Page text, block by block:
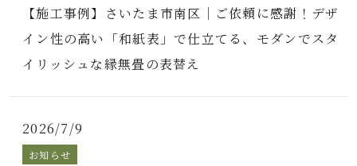
【施工事例】さいたま市南区｜ご依頼に感謝！デザ
イン性の高い「和紙表」で仕立てる、モダンでスタ
イリッシュな縁無畳の表替え
2026/7/9
お知らせ